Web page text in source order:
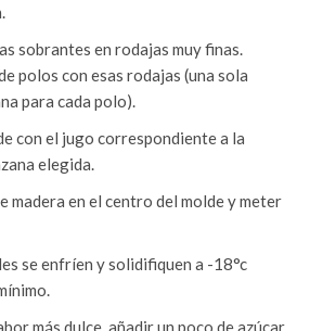
sobrantes en rodajas muy finas.
polos con esas rodajas (una sola
para cada polo).
con el jugo correspondiente a la
elegida.
madera en el centro del molde y meter
se enfríen y solidifiquen a -18°c
más dulce, añadir un poco de azúcar